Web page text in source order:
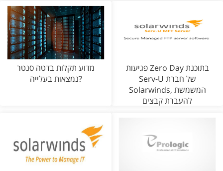
פגיעות Zero Day בתוכנת
Serv-U של חברת
Solarwinds, המשמשת
להעברת קבצים
מדוע תקלות בדטה סנטר
נמצאות בעלייה?